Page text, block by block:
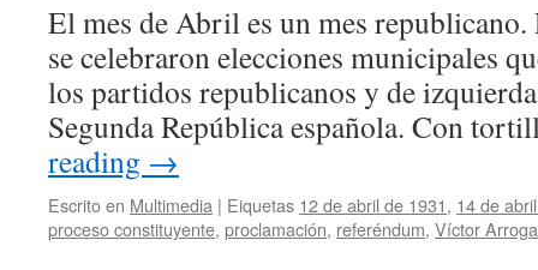
El mes de Abril es un mes
se celebraron elecciones municipales
los partidos republicanos y de
Segunda República española. Con
reading →
Escrito en Multimedia | Eiquetas 12 de abril de 1931, 14 de
proceso constituyente, proclamación, referéndum, Víctor